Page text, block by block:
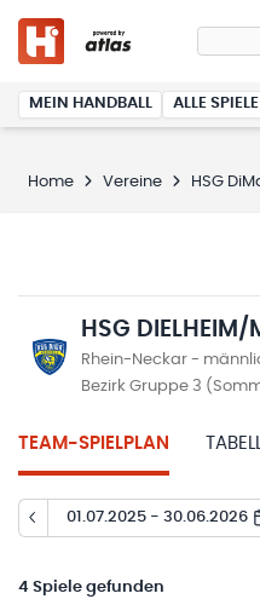
MEIN HANDBALL ALLE SPIELE
Home Vereine HSG
HSG DIELHEIM/
Rhein-Neckar -
Bezirk Gruppe 3
TEAM-SPIELPLAN
01.07.2025 - 30.06.2026
4 Spiele gefunden